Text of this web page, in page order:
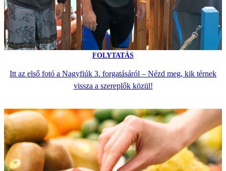
FOLYTATÁS
Itt az első fotó a Nagyfiúk 3. forgatásáról – Nézd meg, kik térnek
vissza a szereplők közül!